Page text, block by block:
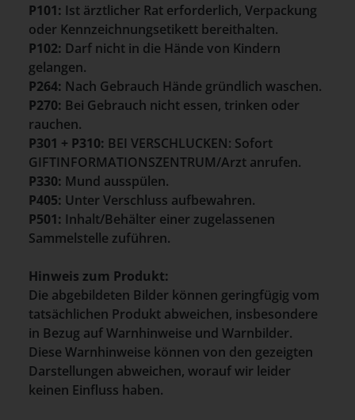
P101: Ist ärztlicher Rat erforderlich, Verpackung
oder Kennzeichnungsetikett bereithalten.
P102: Darf nicht in die Hände von Kindern
gelangen.
P264: Nach Gebrauch Hände gründlich waschen.
P270: Bei Gebrauch nicht essen, trinken oder
rauchen.
P301 + P310: BEI VERSCHLUCKEN: Sofort
GIFTINFORMATIONSZENTRUM/Arzt anrufen.
P330: Mund ausspülen.
P405: Unter Verschluss aufbewahren.
P501: Inhalt/Behälter einer zugelassenen
Sammelstelle zuführen.
Hinweis zum Produkt:
Die abgebildeten Bilder können geringfügig vom
tatsächlichen Produkt abweichen, insbesondere
in Bezug auf Warnhinweise und Warnbilder.
Diese Warnhinweise können von den gezeigten
Darstellungen abweichen, worauf wir leider
keinen Einfluss haben.